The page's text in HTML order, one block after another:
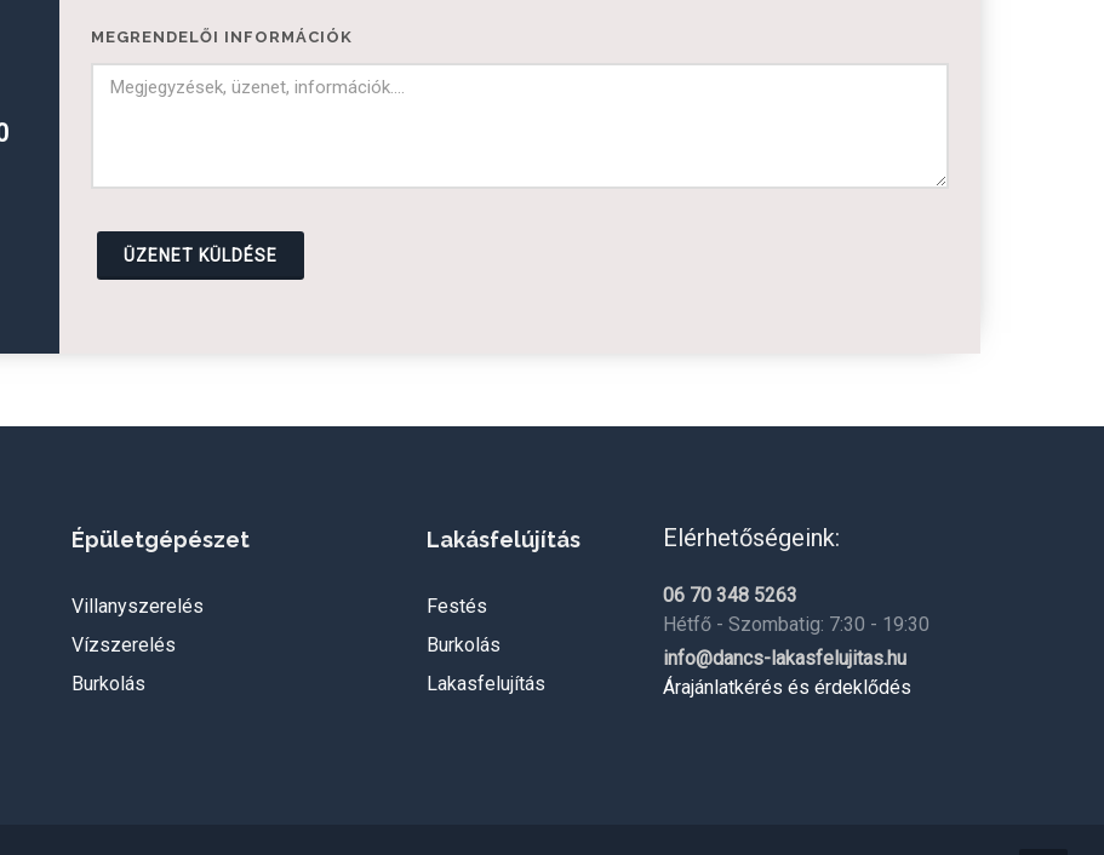
MEGRENDELŐI INFORMÁCIÓK
ÜZENET KÜLDÉSE
Épületgépészet
Villanyszerelés
Vízszerelés
Burkolás
Lakásfelújítás
Festés
Burkolás
Lakasfelujítás
Elérhetőségeink:
06 70 348 5263
Hétfő - Szombatig: 7:30 - 19:30
info@dancs-lakasfelujitas.hu
Árajánlatkérés és érdeklődés